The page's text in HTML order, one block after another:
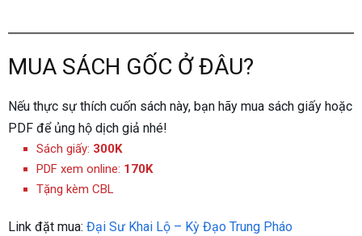
MUA SÁCH GỐC Ở ĐÂU?
Nếu thực sự thích cuốn sách này, bạn hãy mua sách giấy hoặc
PDF để ủng hộ dịch giả nhé!
Sách giấy: 300K
PDF xem online: 170K
Tặng kèm CBL
Link đặt mua: Đại Sư Khai Lộ – Kỳ Đạo Trung Pháo